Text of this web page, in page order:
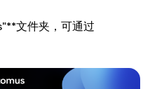
文件夹，可通过